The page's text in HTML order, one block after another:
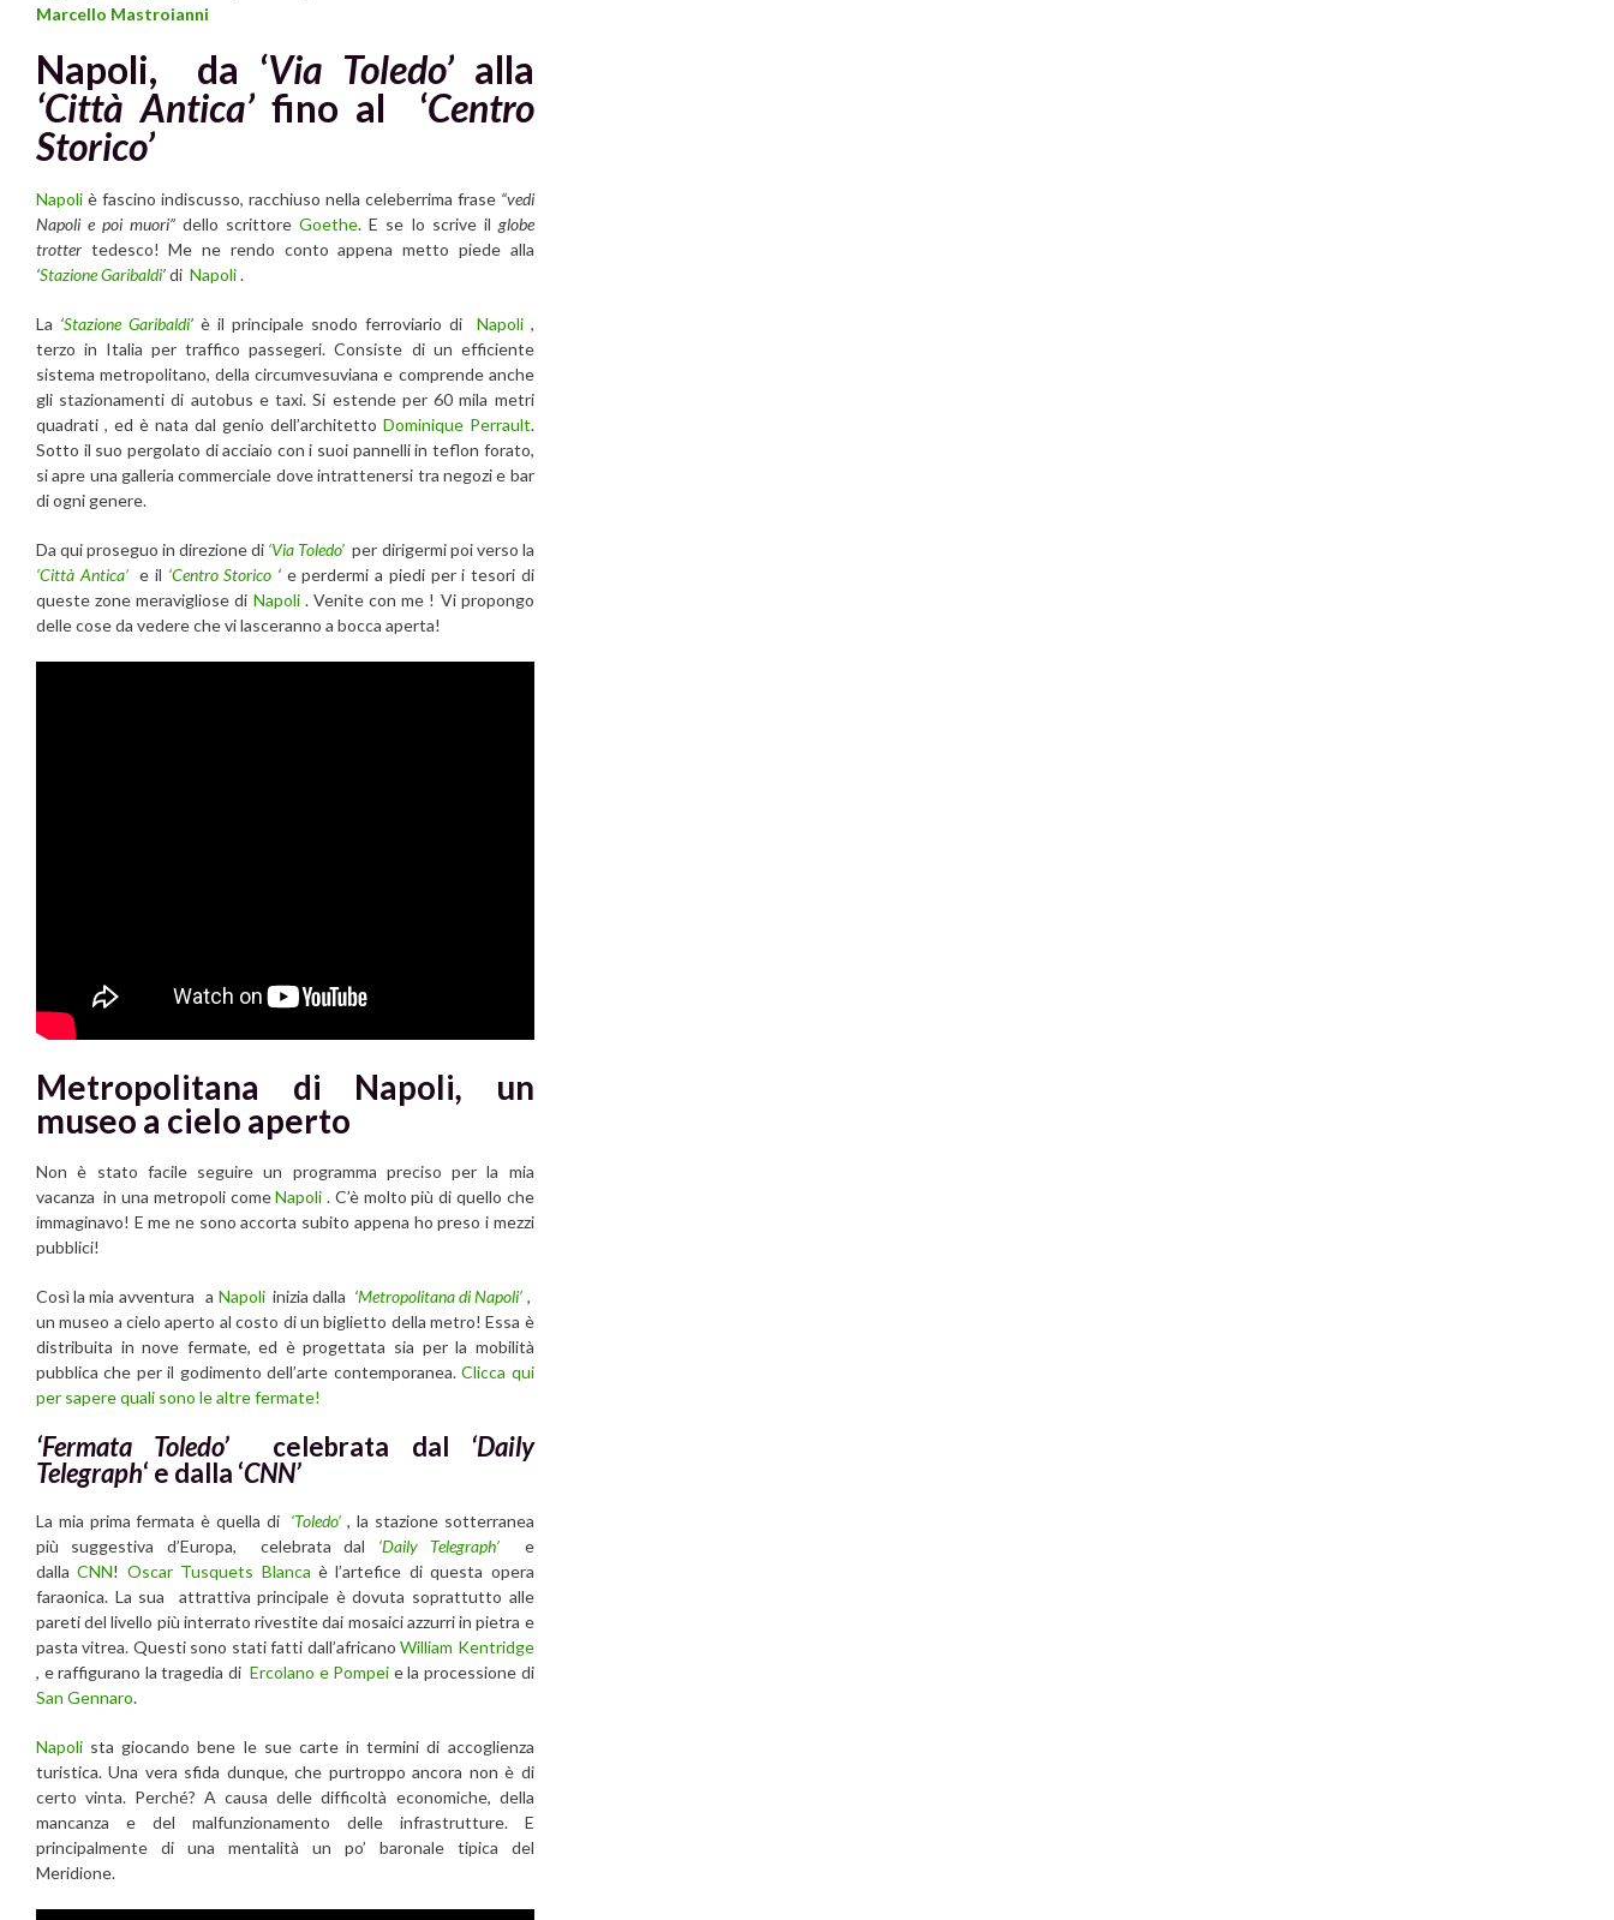
Marcello Mastroianni
Napoli, da ‘Via Toledo’ alla
‘Città Antica’fino al ‘Centro
Storico’
Napoli è fascino indiscusso, racchiuso nella celeberrima frase “vedi
Napoli e poi muori” dello scrittoreGoethe. E se lo scrive il globe
trotter tedesco! Me ne rendo conto appena metto piede alla
‘Stazione Garibaldi’di Napoli.
La ‘Stazione Garibaldi’ è il principale snodo ferroviario di Napoli,
terzo in Italia per traffico passegeri. Consiste di un efficiente
sistema metropolitano, della circumvesuviana e comprende anche
gli stazionamenti di autobus e taxi. Si estende per 60 mila metri
quadrati , ed è nata dal genio dell’architetto Dominique Perrault.
Sotto il suo pergolato di acciaio con i suoi pannelli in teflon forato,
si apre una galleria commerciale dove intrattenersi tra negozi e bar
di ogni genere.
Da qui proseguo in direzione di ‘Via Toledo’ per dirigermi poi verso la
‘Città Antica’ e il ‘Centro Storico ‘ e perdermi a piedi per i tesori di
queste zone meravigliose di Napoli. Venite con me ! Vi propongo
delle cose da vedere che vi lasceranno a bocca aperta!
Metropolitana di Napoli, un
museo a cielo aperto
Non è stato facile seguire un programma preciso per la mia
vacanza in una metropoli comeNapoli . C’è molto più di quello che
immaginavo! E me ne sono accorta subito appena ho preso i mezzi
pubblici!
Così la mia avventura a Napoli inizia dalla ‘Metropolitana di Napoli’ ,
un museo a cielo aperto al costo di un biglietto della metro! Essa è
distribuita in nove fermate, ed è progettata sia per la mobilità
pubblica che per il godimento dell’arte contemporanea.Clicca qui
per sapere quali sono le altre fermate!
‘Fermata Toledo’ celebrata dal ‘Daily
Telegraph‘ e dalla ‘CNN’
La mia prima fermata è quella di ‘Toledo’ , la stazione sotterranea
più suggestiva d’Europa, celebrata dal
‘Daily Telegraph’
e
dallaCNN! Oscar Tusquets Blanca è l’artefice di questa opera
faraonica. La sua attrattiva principale è dovuta soprattutto alle
pareti del livello più interrato rivestite dai mosaici azzurri in pietra e
pasta vitrea. Questi sono stati fatti dall’africanoWilliam Kentridge
, e raffigurano la tragedia diErcolano e Pompei e la processione di
San Gennaro.
Napoli sta giocando bene le sue carte in termini di accoglienza
turistica. Una vera sfida dunque, che purtroppo ancora non è di
certo vinta. Perché? A causa delle difficoltà economiche, della
mancanza e del malfunzionamento delle infrastrutture. E
principalmente di una mentalità un po’ baronale tipica del
Meridione.